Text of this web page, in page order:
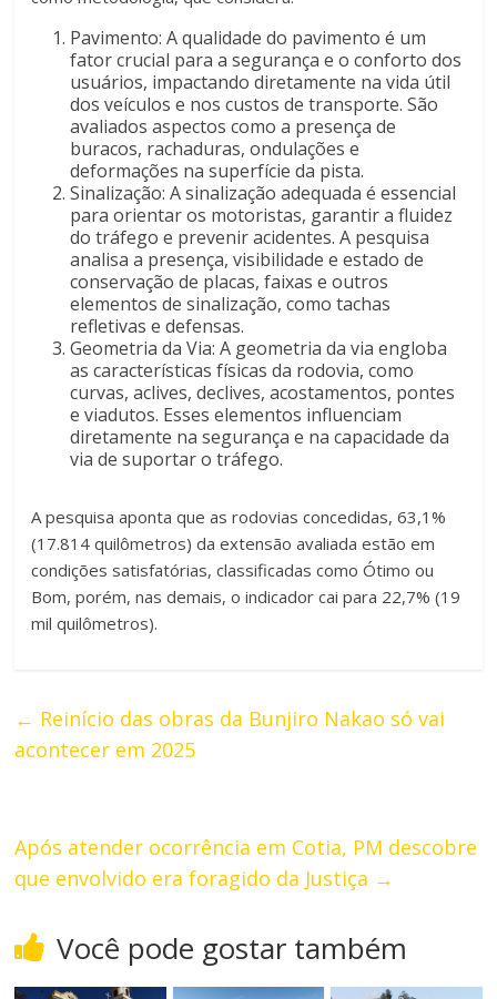
Pavimento: A qualidade do pavimento é um
fator crucial para a segurança e o conforto dos
usuários, impactando diretamente na vida útil
dos veículos e nos custos de transporte. São
avaliados aspectos como a presença de
buracos, rachaduras, ondulações e
deformações na superfície da pista.
Sinalização: A sinalização adequada é essencial
para orientar os motoristas, garantir a fluidez
do tráfego e prevenir acidentes. A pesquisa
analisa a presença, visibilidade e estado de
conservação de placas, faixas e outros
elementos de sinalização, como tachas
refletivas e defensas.
Geometria da Via: A geometria da via engloba
as características físicas da rodovia, como
curvas, aclives, declives, acostamentos, pontes
e viadutos. Esses elementos influenciam
diretamente na segurança e na capacidade da
via de suportar o tráfego.
A pesquisa aponta que as rodovias concedidas, 63,1%
(17.814 quilômetros) da extensão avaliada estão em
condições satisfatórias, classificadas como Ótimo ou
Bom, porém, nas demais, o indicador cai para 22,7% (19
mil quilômetros).
← Reinício das obras da Bunjiro Nakao só vai
acontecer em 2025
Após atender ocorrência em Cotia, PM descobre
que envolvido era foragido da Justiça →
Você pode gostar também